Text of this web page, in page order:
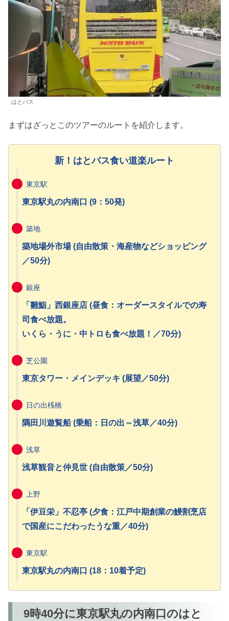
はとバス
まずはざっとこのツアーのルートを紹介します。
新！はとバス食い道楽ルート
東京駅
東京駅丸の内南口 (9：50発)
築地
築地場外市場 (自由散策・海産物などショッピング
／50分)
銀座
「雛鮨」西銀座店 (昼食：オーダースタイルでの寿
司食べ放題。
いくら・うに・中トロも食べ放題！／70分)
芝公園
東京タワー・メインデッキ (展望／50分)
日の出桟橋
隅田川遊覧船 (乗船：日の出～浅草／40分)
浅草
浅草観音と仲見世 (自由散策／50分)
上野
「伊豆栄」不忍亭 (夕食：江戸中期創業の鰻割烹店
で国産にこだわったうな重／40分)
東京駅
東京駅丸の内南口 (18：10着予定)
9時40分に東京駅丸の内南口のはと